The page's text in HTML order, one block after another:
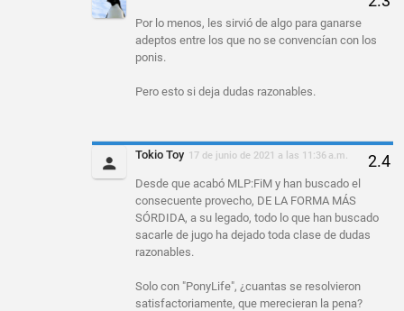
Por lo menos, les sirvió de algo para ganarse
adeptos entre los que no se convencían con los
ponis.
Pero esto si deja dudas razonables.
Tokio Toy 17 de junio de 2021 a las 11:36 a.m.
Desde que acabó MLP:FiM y han buscado el
consecuente provecho, DE LA FORMA MÁS
SÓRDIDA, a su legado, todo lo que han buscado
sacarle de jugo ha dejado toda clase de dudas
razonables.
Solo con "PonyLife", ¿cuantas se resolvieron
satisfactoriamente, que merecieran la pena?